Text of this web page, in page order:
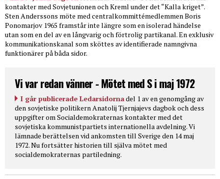
kontakter med Sovjetunionen och Kreml under det “Kalla kriget”.
Sten Anderssons möte med centralkommittémedlemmen Boris
Ponomarjov 1965 framstår inte längre som en isolerad händelse
utan som en del av en långvarig och förtrolig partikanal. En exklusiv
kommunikationskanal som sköttes av identifierade namngivna
funktionärer på båda sidor.
Vi var redan vänner - Mötet med S i maj 1972
I går publicerade Ledarsidornadel 1 av en genomgång av
den sovjetiske politikern Anatolij Tjernjajevs dagbok och dess
uppgifter om Socialdemokraternas kontakter med det
sovjetiska kommunistpartiets internationella avdelning. Vi
lämnade berättelsen vid ankomsten till Sverige den 14 maj
1972. Nu fortsätter historien till själva mötet med
socialdemokraternas partiledning.